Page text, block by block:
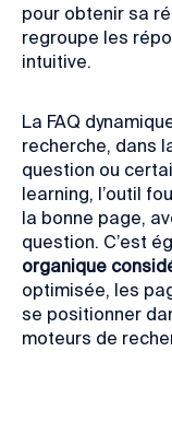
pour obtenir sa
regroupe les
intuitive.
La FAQ
recherche, dans
question ou
learning, l’outil
la bonne page,
question. C’est
organique
optimisée, les
se positionner
moteurs de